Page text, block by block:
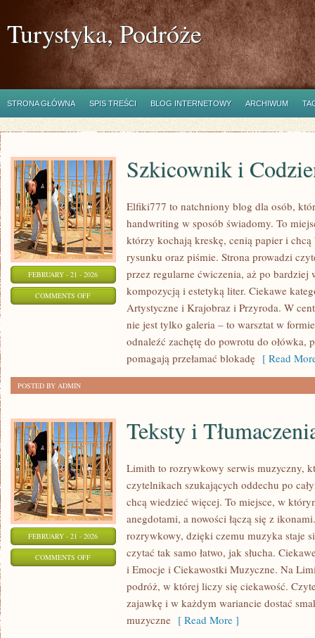
Turystyka, Podróże
STRONA GŁÓWNA SPIS TREŚCI BLOG INTERNETOWY ARCHIWUM
FEBRUARY - 21 - 2026
COMMENTS OFFON
SZKICOWNIK
CODZIENNA
PRAKTYKA
Szkicownik i
Elfiki777 to natchniony blog dla osób,
handwriting w sposób świadomy. To
którzy kochają kreskę, cenią papier i chcą
rysunku oraz piśmie. Strona prowadzi
przez regularne ćwiczenia, aż po bardziej
kompozycją i estetyką liter. Ciekawe
Artystyczne i Krajobraz i Przyroda. W
nie jest tylko galeria – to warsztat w
odnaleźć zachętę do powrotu do ołówka,
pomagają przełamać blokadę [ Read
POSTED BY ADMIN
FEBRUARY - 21 - 2026
COMMENTS OFFON
TŁUMACZENIA
Teksty i
Limith to rozrywkowy serwis muzyczny,
czytelnikach szukających oddechu po
chcą wiedzieć więcej. To miejsce, w
anegdotami, a nowości łączą się z
rozrywkowy, dzięki czemu muzyka staje
czytać tak samo łatwo, jak słucha.
i Emocje i Ciekawostki Muzyczne. Na
podróż, w której liczy się ciekawość.
zajawkę i w każdym wariancie dostać
muzyczne [ Read More ]